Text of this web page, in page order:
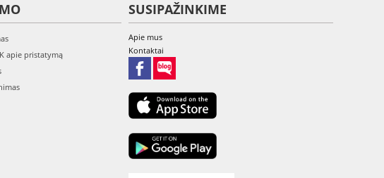
apie pristatymą
SUSIPAŽINKIME
Apie mus
Kontaktai